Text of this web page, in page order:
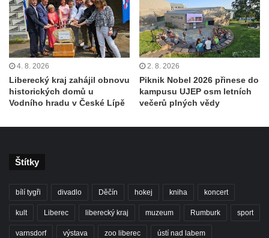
4. 8. 2026
Liberecký kraj zahájil obnovu
historických domů u
Vodního hradu v České Lípě
2. 8. 2026
Piknik Nobel 2026 přinese do
kampusu UJEP osm letních
večerů plných vědy
Štítky
bílí tygři divadlo Děčín hokej kniha koncert
kult Liberec liberecký kraj muzeum Rumburk sport
varnsdorf výstava zoo liberec ústí nad labem